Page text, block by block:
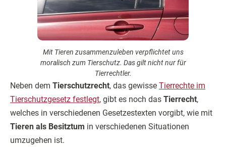
Mit Tieren zusammenzuleben verpflichtet uns
moralisch zum Tierschutz. Das gilt nicht nur für
Tierrechtler.
Neben dem Tierschutzrecht, das gewisse Tierrechte im
Tierschutzgesetz festlegt, gibt es noch das Tierrecht,
welches in verschiedenen Gesetzestexten vorgibt, wie mit
Tieren als Besitztum in verschiedenen Situationen
umzugehen ist.